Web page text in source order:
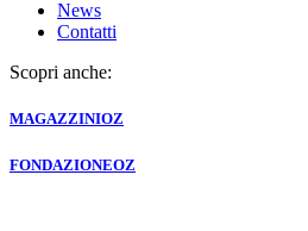
News
Contatti
Scopri anche:
MAGAZZINIOZ
FONDAZIONEOZ